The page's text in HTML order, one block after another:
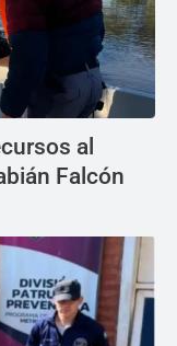
al
Falcón